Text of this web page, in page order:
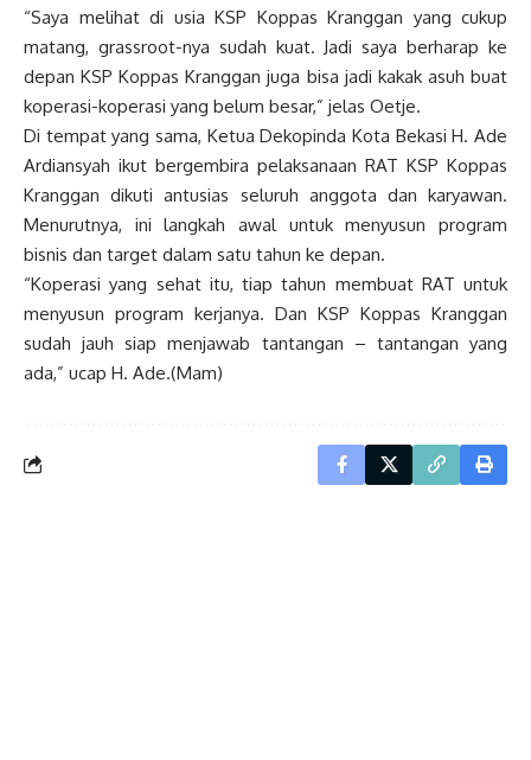
“Saya melihat di usia KSP Koppas Kranggan yang cukup
matang, grassroot-nya sudah kuat. Jadi saya berharap ke
depan KSP Koppas Kranggan juga bisa jadi kakak asuh buat
koperasi-koperasi yang belum besar,” jelas Oetje.
Di tempat yang sama, Ketua Dekopinda Kota Bekasi H. Ade
Ardiansyah ikut bergembira pelaksanaan RAT KSP Koppas
Kranggan dikuti antusias seluruh anggota dan karyawan.
Menurutnya, ini langkah awal untuk menyusun program
bisnis dan target dalam satu tahun ke depan.
“Koperasi yang sehat itu, tiap tahun membuat RAT untuk
menyusun program kerjanya. Dan KSP Koppas Kranggan
sudah jauh siap menjawab tantangan – tantangan yang
ada,” ucap H. Ade.(Mam)